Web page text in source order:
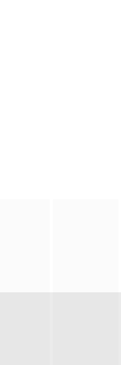
踏上穿越西德克萨斯州的旅程，寻求
什么才是生命价值的真谛？面对
有最单纯的坚定，然而，在这个充满